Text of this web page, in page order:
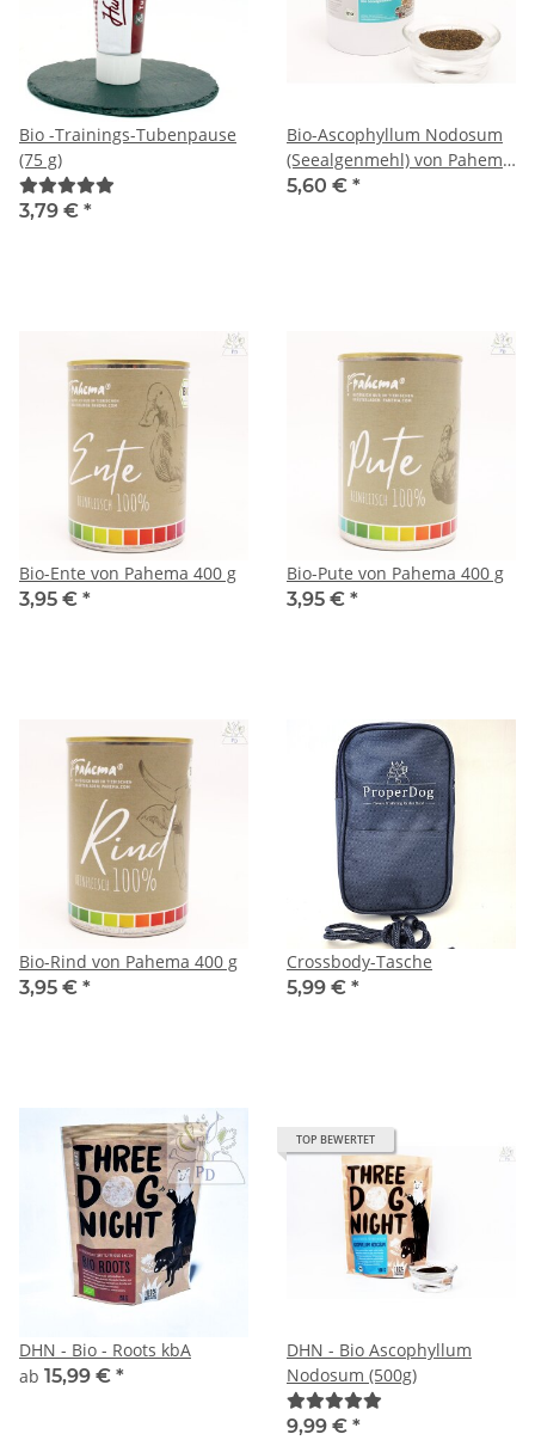
Bio -Trainings-Tubenpause
(75 g)
3,79 € *
Bio-Ascophyllum Nodosum
(Seealgenmehl) von Pahema
(250g)
5,60 € *
Bio-Ente von Pahema 400 g
3,95 € *
Bio-Pute von Pahema 400 g
3,95 € *
Bio-Rind von Pahema 400 g
3,95 € *
Crossbody-Tasche
5,99 € *
DHN - Bio - Roots kbA
ab 15,99 € *
TOP BEWERTET
DHN - Bio Ascophyllum
Nodosum (500g)
9,99 € *